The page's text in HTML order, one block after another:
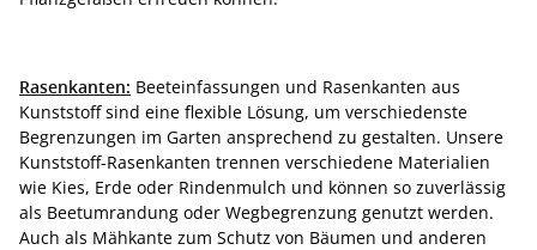
Rasenkanten: Beeteinfassungen und Rasenkanten aus
Kunststoff sind eine flexible Lösung, um verschiedenste
Begrenzungen im Garten ansprechend zu gestalten. Unsere
Kunststoff-Rasenkanten trennen verschiedene Materialien
wie Kies, Erde oder Rindenmulch und können so zuverlässig
als Beetumrandung oder Wegbegrenzung genutzt werden.
Auch als Mähkante zum Schutz von Bäumen und anderen